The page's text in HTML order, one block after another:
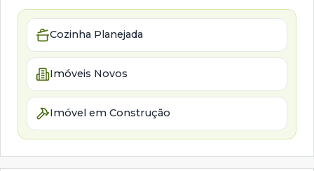
Cozinha Planejada
Imóveis Novos
Imóvel em Construção